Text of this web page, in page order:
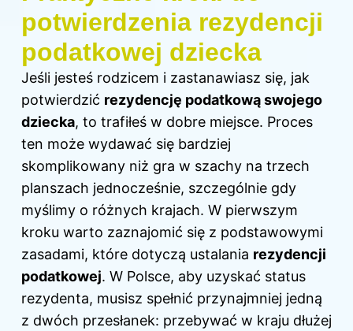
potwierdzenia rezydencji
podatkowej dziecka
Jeśli jesteś rodzicem i zastanawiasz się, jak
potwierdzić rezydencję podatkową swojego
dziecka, to trafiłeś w dobre miejsce. Proces
ten może wydawać się bardziej
skomplikowany niż gra w szachy na trzech
planszach jednocześnie, szczególnie gdy
myślimy o różnych krajach. W pierwszym
kroku warto zaznajomić się z podstawowymi
zasadami, które dotyczą ustalania rezydencji
podatkowej. W Polsce, aby uzyskać status
rezydenta, musisz spełnić przynajmniej jedną
z dwóch przesłanek: przebywać w kraju dłużej